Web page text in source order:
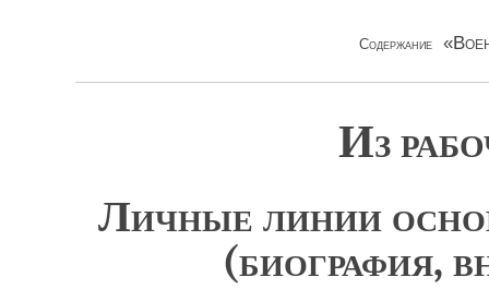
Содержание
Из
Личные линии
(биография,